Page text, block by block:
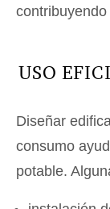
contribuyendo
USO
Diseñar
consumo
potable.